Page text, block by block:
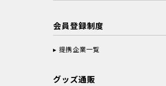
会員登録制度
提携企業一覧
グッズ通販